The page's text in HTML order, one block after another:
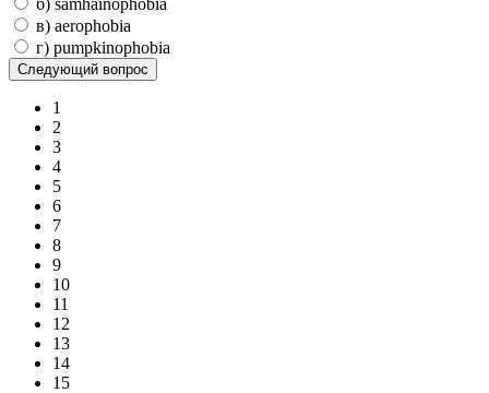
в) aerophobia
г) pumpkinophobia
1
2
3
4
5
6
7
8
9
10
11
12
13
14
15